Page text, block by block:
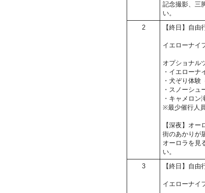
記念撮影、三
い。
2 【終日】自由
イエローナイ
オプショナル
・イエローナ
・犬ぞり体験
・スノーシュ
・キャメロン
※最少催行人
【深夜】オー
街のあかりが
オーロラを見
い。
3 【終日】自由
イエローナイ